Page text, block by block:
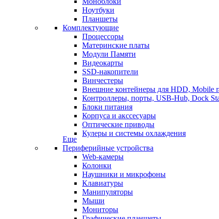
Ноутбуки
Планшеты
Комплектующие
Процессоры
Материнские платы
Модули Памяти
Видеокарты
SSD-накопители
Винчестеры
Внешние контейнеры для HDD, Mobile
Контроллеры, порты, USB-Hub, Dock
Блоки питания
Корпуса и акссесуары
Оптические приводы
Кулеры и системы охлаждения
Еще
Периферийные устройства
Web-камеры
Колонки
Наушники и микрофоны
Клавиатуры
Манипуляторы
Мыши
Мониторы